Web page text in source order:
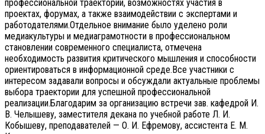
профессиональной траектории, возможностях участия в
проектах, форумах, а также взаимодействии с экспертами и
работодателями.Отдельное внимание было уделено роли
медиакультуры и медиаграмотности в профессиональном
становлении современного специалиста, отмечена
необходимость развития критического мышления и способности
ориентироваться в информационной среде.Все участники с
интересом задавали вопросы и обсуждали актуальные проблемы
выбора траектории для успешной профессиональной
реализации.Благодарим за организацию встречи зав. кафедрой И.
В. Челышеву, заместителя декана по учебной работе Л. И.
Кобышеву, преподавателей — О. И. Ефремову, ассистента Е. М.